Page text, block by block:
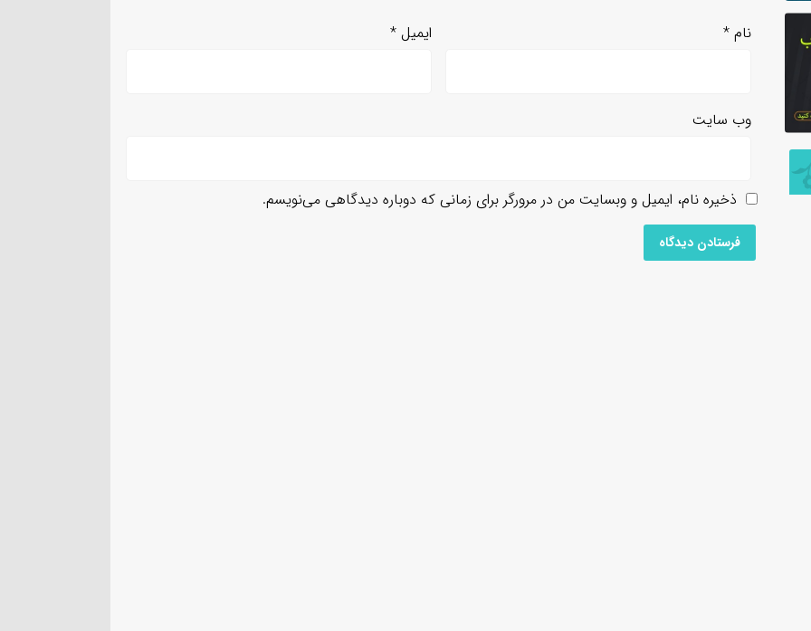
نام* ایمیل *
وب‌ سایت
ذخیره نام، ایمیل و وبسایت من در مرورگر برای زمانی که دوباره دیدگاهی می‌نویسم.